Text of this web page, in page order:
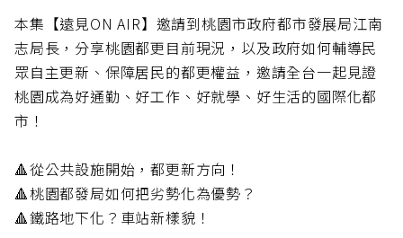
本集【遠見ON AIR】邀請到桃園市政府都市發展局江南
志局長，分享桃園都更目前現況，以及政府如何輔導民
眾自主更新、保障居民的都更權益，邀請全台一起見證
桃園成為好通勤、好工作、好就學、好生活的國際化都
市！
🔺從公共設施開始，都更新方向！
🔺桃園都發局如何把劣勢化為優勢？
🔺鐵路地下化？車站新樣貌！